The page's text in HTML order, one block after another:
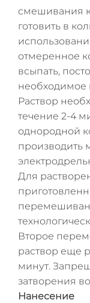
смешивания
готовить в
отмеренное
всыпать,
необходимое
Раствор
течение 2-4
однородной
производить
Для
Второе
раствор еще
минут.
затворения
Нанесение